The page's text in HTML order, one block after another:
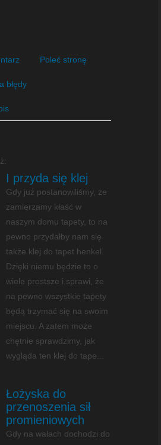
Poleć stronę
błędy
I przyda się klej
Gdy już postanowiliśmy, że
zamierzamy kłaść w
naszym domu tapety, to na
pewno przydałby nam się
także klej do tapet henkel.
Dzięki niemu będzie to o
wiele prostsze i sprawi, że
na pewno wszystkie tapety
będą trzymać się na swoim
miejscu. A zatem może
chętnie sprawdzimy, jak
wygląda ten klej do tape...
Łożyska do
przenoszenia sił
promieniowych
Gdy na wałach dochodzi do